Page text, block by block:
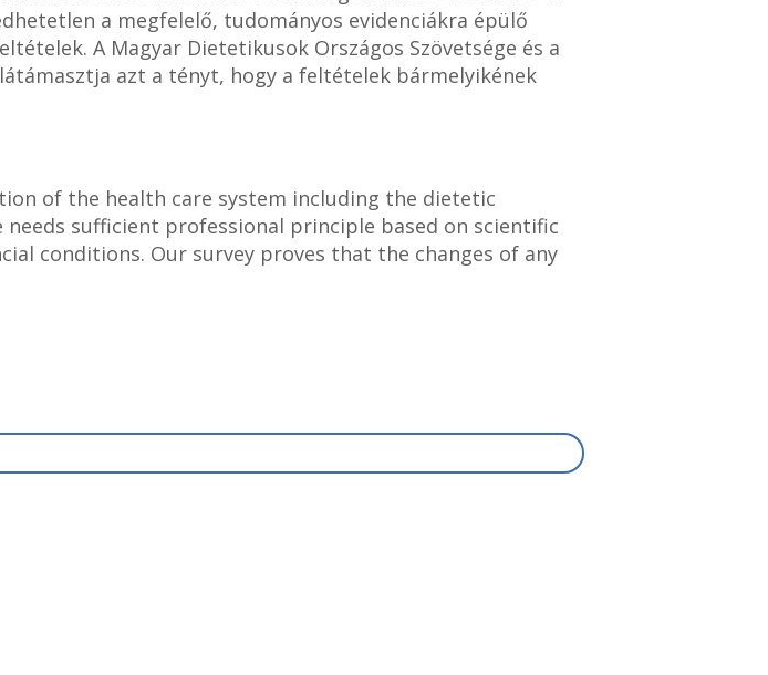
a megfelelő, tudományos evidenciákra épülő
A Magyar Dietetikusok Országos Szövetsége és a
azt a tényt, hogy a feltételek bármelyikének
of the health care system including the dietetic
sufficient professional principle based on scientific
conditions. Our survey proves that the changes of any